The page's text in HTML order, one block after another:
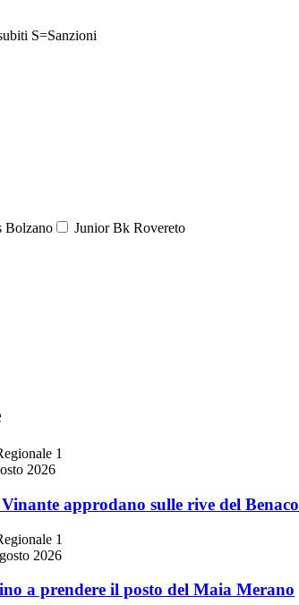
S=Sanzioni
Bolzano Junior Bk Rovereto
1
2026
Vinante approdano sulle rive del Benaco
1
2026
a prendere il posto del Maia Merano